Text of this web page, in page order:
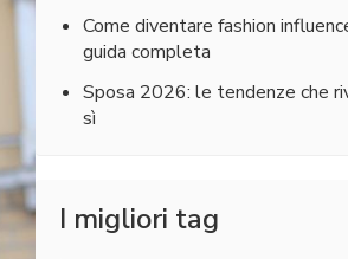
Come diventare fashion
guida completa
Sposa 2026: le tendenze che
sì
I migliori tag